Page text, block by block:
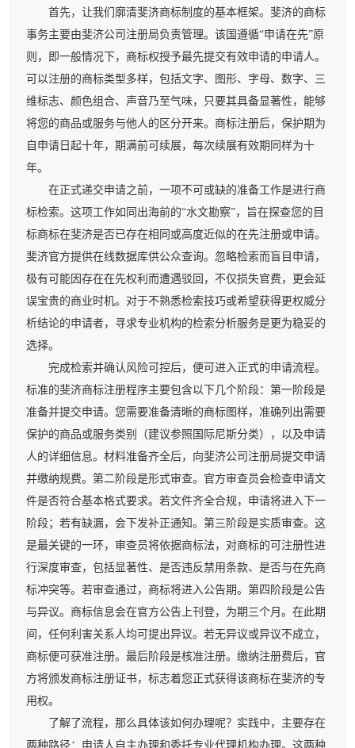
首先，让我们廓清斐济商标制度的基本框架。斐济的商标
事务主要由斐济公司注册局负责管理。该国遵循“申请在先”原
则，即一般情况下，商标权授予最先提交有效申请的申请人。
可以注册的商标类型多样，包括文字、图形、字母、数字、三
维标志、颜色组合、声音乃至气味，只要其具备显著性，能够
将您的商品或服务与他人的区分开来。商标注册后，保护期为
自申请日起十年，期满前可续展，每次续展有效期同样为十
年。
在正式递交申请之前，一项不可或缺的准备工作是进行商
标检索。这项工作如同出海前的“水文勘察”，旨在探查您的目
标商标在斐济是否已存在相同或高度近似的在先注册或申请。
斐济官方提供在线数据库供公众查询。忽略检索而盲目申请，
极有可能因存在在先权利而遭遇驳回，不仅损失官费，更会延
误宝贵的商业时机。对于不熟悉检索技巧或希望获得更权威分
析结论的申请者，寻求专业机构的检索分析服务是更为稳妥的
选择。
完成检索并确认风险可控后，便可进入正式的申请流程。
标准的斐济商标注册程序主要包含以下几个阶段：第一阶段是
准备并提交申请。您需要准备清晰的商标图样，准确列出需要
保护的商品或服务类别（建议参照国际尼斯分类），以及申请
人的详细信息。材料准备齐全后，向斐济公司注册局提交申请
并缴纳规费。第二阶段是形式审查。官方审查员会检查申请文
件是否符合基本格式要求。若文件齐全合规，申请将进入下一
阶段；若有缺漏，会下发补正通知。第三阶段是实质审查。这
是最关键的一环，审查员将依据商标法，对商标的可注册性进
行深度审查，包括显著性、是否违反禁用条款、是否与在先商
标冲突等。若审查通过，商标将进入公告期。第四阶段是公告
与异议。商标信息会在官方公告上刊登，为期三个月。在此期
间，任何利害关系人均可提出异议。若无异议或异议不成立，
商标便可获准注册。最后阶段是核准注册。缴纳注册费后，官
方将颁发商标注册证书，标志着您正式获得该商标在斐济的专
用权。
了解了流程，那么具体该如何办理呢？实践中，主要存在
两种路径：申请人自主办理和委托专业代理机构办理。这两种